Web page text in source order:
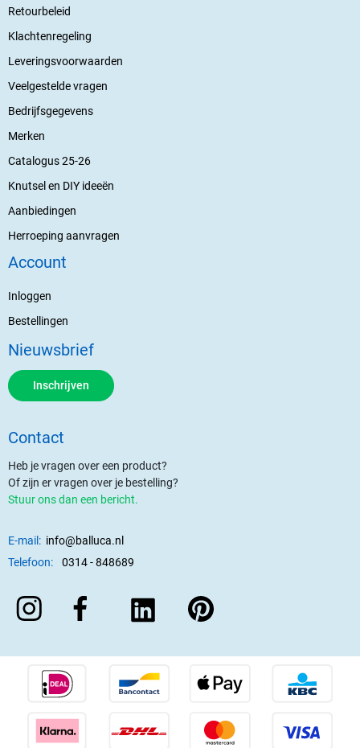
Retourbeleid
Klachtenregeling
Leveringsvoorwaarden
Veelgestelde vragen
Bedrijfsgegevens
Merken
Catalogus 25-26
Knutsel en DIY ideeën
Aanbiedingen
Herroeping aanvragen
Account
Inloggen
Bestellingen
Nieuwsbrief
Inschrijven
Contact
Heb je vragen over een product?
Of zijn er vragen over je bestelling?
Stuur ons dan een bericht.
E-mail: info@balluca.nl
Telefoon:
0314 - 848689